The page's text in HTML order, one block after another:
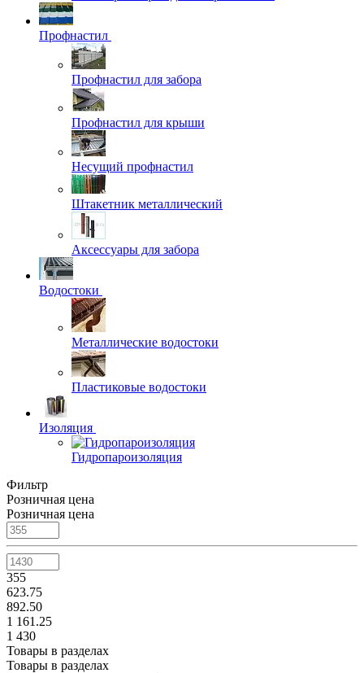
Профнастил
Профнастил для забора
Профнастил для крыши
Несущий профнастил
Штакетник металлический
Аксессуары для забора
Водостоки
Металлические водостоки
Пластиковые водостоки
Изоляция
Гидропароизоляция
Фильтр
Розничная цена
Розничная цена
355
623.75
892.50
1 161.25
1 430
Товары в разделах
Товары в разделах